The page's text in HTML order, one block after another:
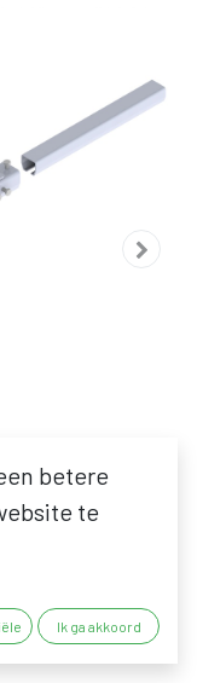
300
betere
te
Ik ga akkoord